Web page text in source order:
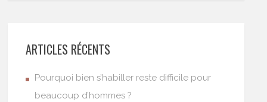
ARTICLES RÉCENTS
Pourquoi bien s’habiller reste difficile pour
beaucoup d’hommes ?